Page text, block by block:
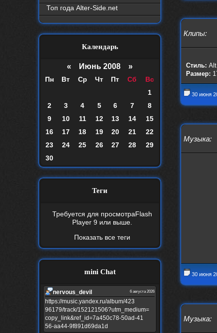
Топ года Alter-Side.net
Календарь
« Июнь 2008 »
Пн Вт Ср Чт Пт Сб
Вс
1
2
3 4 5 6 7
8
9
10 11 12 13 14
15
16
17 18 19 20 21
22
23
24 25 26 27 28
29
30
Теги
Требуется для просмотраFlash
Player 9 или выше.
Показать все теги
mini Chat
nеrvous_dеvil 6 августа 2026
https://music.yandex.ru/album/423
96179/track/152121506?utm_medium=
copy_link&ref_id=7a450c78-50ad-41
56-aa44-9f891d69da1d
Клипы:
Стиль:
Размер:
30 июня
Музыка:
30 июня
Музыка: